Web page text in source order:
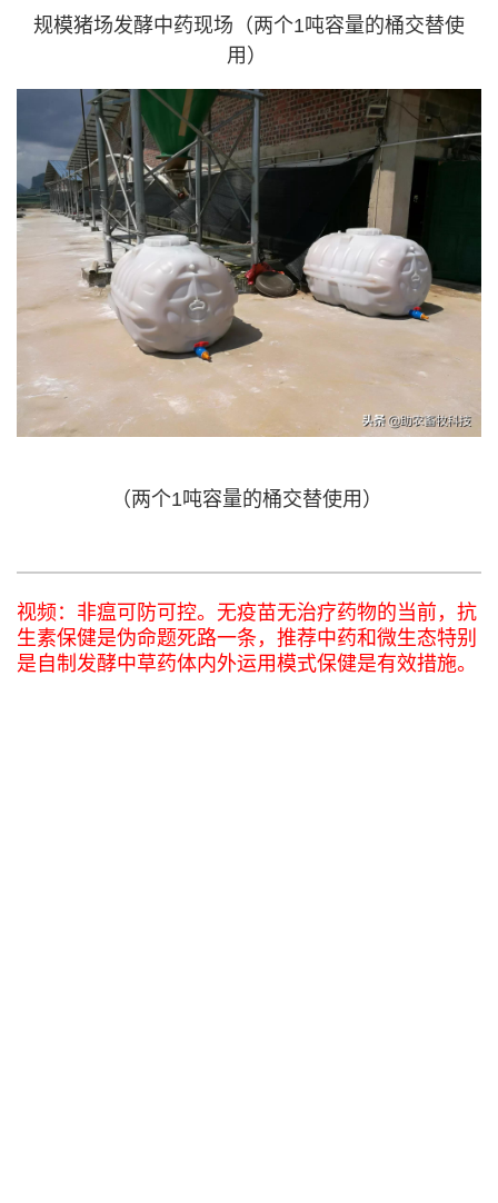
规模猪场发酵中药现场（两个1吨容量的桶交替使
用）
（两个1吨容量的桶交替使用）
视频：非瘟可防可控。无疫苗无治疗药物的当前，抗
生素保健是伪命题死路一条，推荐中药和微生态特别
是自制发酵中草药体内外运用模式保健是有效措施。